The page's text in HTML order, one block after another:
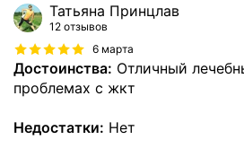
Татьяна Принцлав
12 отзывов
6 марта
Достоинства: Отличный
проблемах с жкт
Недостатки: Нет